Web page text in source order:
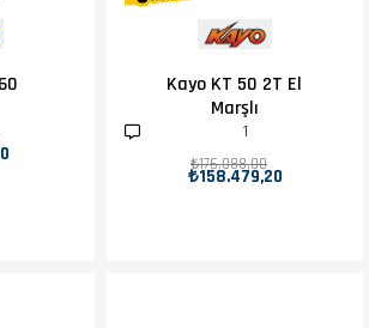
Kayo KT 50 2T El
Marşlı
1
₺158.479,20
₺176.088,00